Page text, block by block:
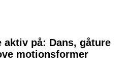
på: Dans, gåture
motionsformer